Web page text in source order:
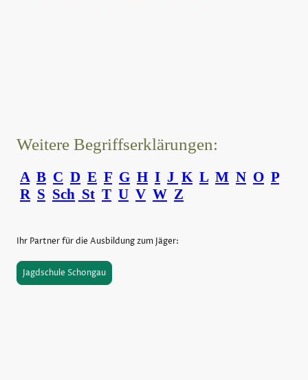
Weitere Begriffserklärungen:
A B C D E F G H I J K L M N O P
R S Sch St T U V W Z
Ihr Partner für die Ausbildung zum Jäger:
Jagdschule Schongau